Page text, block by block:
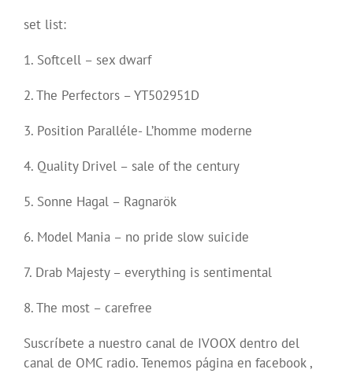
set list:
1. Softcell – sex dwarf
2. The Perfectors – YT502951D
3. Position Paralléle- L’homme moderne
4. Quality Drivel – sale of the century
5. Sonne Hagal – Ragnarök
6. Model Mania – no pride slow suicide
7. Drab Majesty – everything is sentimental
8. The most – carefree
Suscríbete a nuestro canal de IVOOX dentro del
canal de OMC radio. Tenemos página en facebook ,